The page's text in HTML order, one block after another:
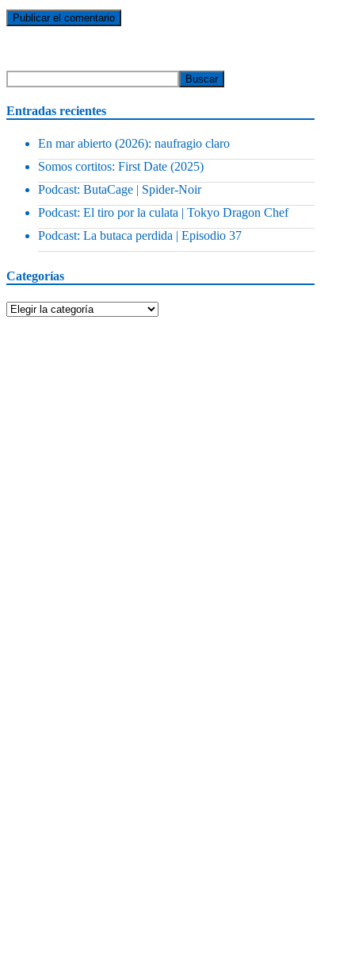
Entradas recientes
En mar abierto (2026): naufragio claro
Somos cortitos: First Date (2025)
Podcast: ButaCage | Spider-Noir
Podcast: El tiro por la culata | Tokyo Dragon Chef
Podcast: La butaca perdida | Episodio 37
Categorías
Categorías